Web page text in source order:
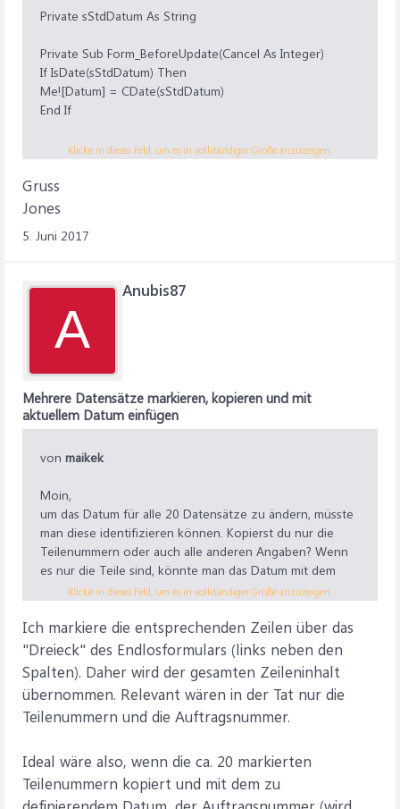
Private sStdDatum As String
Private Sub Form_BeforeUpdate(Cancel As Integer)
If IsDate(sStdDatum) Then
Me![Datum] = CDate(sStdDatum)
End If
End Sub
Private Sub Form_DblClick(Cancel As Integer)
Dim sDatum As String
TT od. leer):")
MsgBox "Datumsvorgabe aktiv"
sStdDatum = ""
MsgBox "Datumsvorgabe inaktiv"
End If
End Sub
Klicke in dieses Feld, um es in vollständiger Größe anzuzeigen.
Gruss
Jones
5. Juni 2017
A
Anubis87
Mehrere Datensätze markieren, kopieren und mit
aktuellem Datum einfügen
von maikek
Moin,
um das Datum für alle 20 Datensätze zu ändern, müsste
man diese identifizieren können. Kopierst du nur die
Teilenummern oder auch alle anderen Angaben? Wenn
es nur die Teile sind, könnte man das Datum mit dem
Kriterium "ist null" herausfinden.
Klicke in dieses Feld, um es in vollständiger Größe anzuzeigen.
Ich markiere die entsprechenden Zeilen über das
"Dreieck" des Endlosformulars (links neben den
Spalten). Daher wird der gesamten Zeileninhalt
übernommen. Relevant wären in der Tat nur die
Teilenummern und die Auftragsnummer.
Ideal wäre also, wenn die ca. 20 markierten
Teilenummern kopiert und mit dem zu